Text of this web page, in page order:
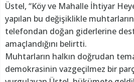
Üstel, “Köy ve Mahalle İhtiyar
yapılan bu değişiklikle
telefondan doğan giderlerine
amaçlandığını belirtti.
Muhtarların halkın doğrudan
demokrasinin vazgeçilmez bir